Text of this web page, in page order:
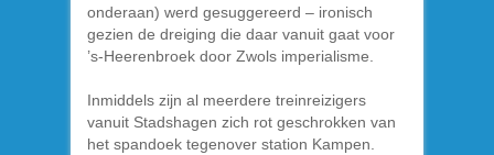
onderaan) werd gesuggereerd – ironisch
gezien de dreiging die daar vanuit gaat voor
’s-Heerenbroek door Zwols imperialisme.
Inmiddels zijn al meerdere treinreizigers
vanuit Stadshagen zich rot geschrokken van
het spandoek tegenover station Kampen.